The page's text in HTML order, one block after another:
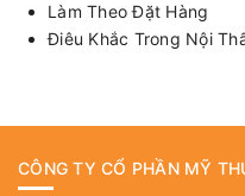
Làm Theo Đặt Hàng
Điêu Khắc Trong Nội
CÔNG TY CỔ PHẦN MỸ